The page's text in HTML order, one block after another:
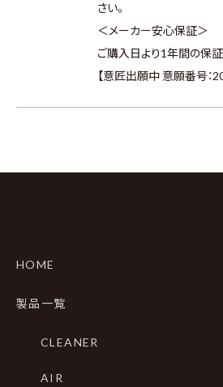
さい。
＜メーカー安心保証＞
ご購入日より1年間の保証
【意匠出願中 意願番号：
HOME
製品一覧
CLEANER
AIR